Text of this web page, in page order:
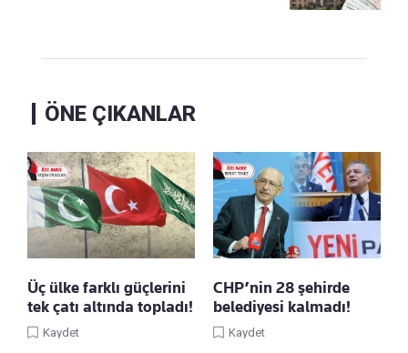
ÖNE ÇIKANLAR
Üç ülke farklı güçlerini
tek çatı altında topladı!
Kaydet
CHP’nin 28 şehirde
belediyesi kalmadı!
Kaydet